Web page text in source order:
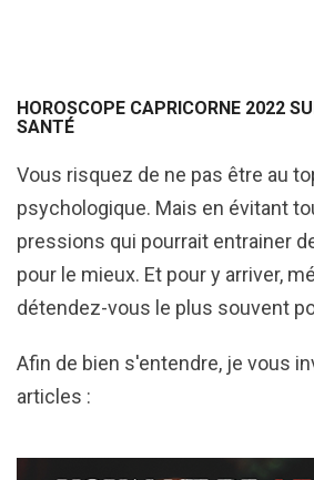
HOROSCOPE CAPRICORNE 2022
SANTÉ
Vous risquez de ne pas être au
psychologique. Mais en évitant
pressions qui pourrait entrainer
pour le mieux. Et pour y arriver,
détendez-vous le plus souvent
Afin de bien s'entendre, je vous
articles :